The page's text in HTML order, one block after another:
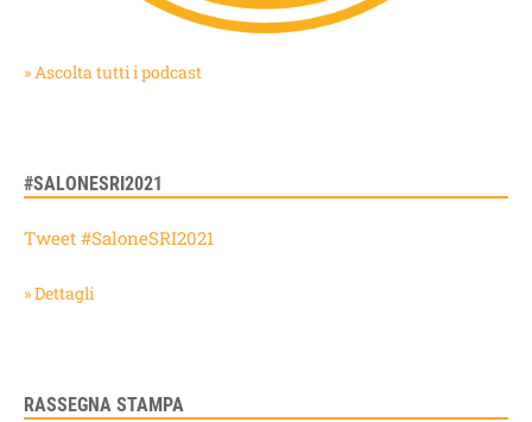
» Ascolta tutti i podcast
#SALONESRI2021
Tweet #SaloneSRI2021
» Dettagli
RASSEGNA STAMPA